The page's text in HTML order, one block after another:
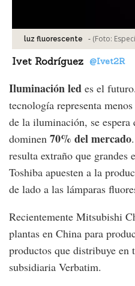
luz fluorescente - (Foto:
Ivet Rodríguez @Ivet2R
Iluminación led es el
tecnología representa
de la iluminación, se
dominen 70% del mercado
resulta extraño que
Toshiba apuesten a la
de lado a las lámparas
Recientemente Mitsubishi
plantas en China para
productos que distribuye en
subsidiaria Verbatim.